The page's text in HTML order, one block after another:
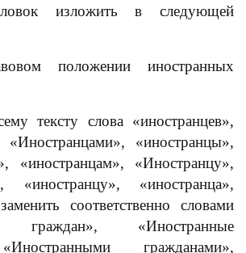
изложить в следующей
положении иностранных
тексту слова «иностранцев»,
«иностранцы»,
«иностранцам», «Иностранцу»,
«иностранцу», «иностранца»,
соответственно словами
граждан», «Иностранные
гражданами»,